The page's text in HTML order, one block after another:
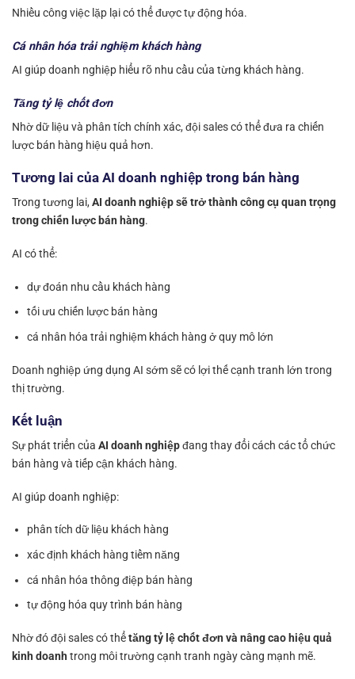
Nhiều công việc lặp lại có thể được tự động hóa.
Cá nhân hóa trải nghiệm khách hàng
AI giúp doanh nghiệp hiểu rõ nhu cầu của từng khách hàng.
Tăng tỷ lệ chốt đơn
Nhờ dữ liệu và phân tích chính xác, đội sales có thể đưa ra chiến
lược bán hàng hiệu quả hơn.
Tương lai của AI doanh nghiệp trong bán hàng
Trong tương lai, AI doanh nghiệp sẽ trở thành công cụ quan trọng
trong chiến lược bán hàng.
AI có thể:
dự đoán nhu cầu khách hàng
tối ưu chiến lược bán hàng
cá nhân hóa trải nghiệm khách hàng ở quy mô lớn
Doanh nghiệp ứng dụng AI sớm sẽ có lợi thế cạnh tranh lớn trong
thị trường.
Kết luận
Sự phát triển của AI doanh nghiệpđang thay đổi cách các tổ chức
bán hàng và tiếp cận khách hàng.
AI giúp doanh nghiệp:
phân tích dữ liệu khách hàng
xác định khách hàng tiềm năng
cá nhân hóa thông điệp bán hàng
tự động hóa quy trình bán hàng
Nhờ đó đội sales có thểtăng tỷ lệ chốt đơn và nâng cao hiệu quả
kinh doanh trong môi trường cạnh tranh ngày càng mạnh mẽ.